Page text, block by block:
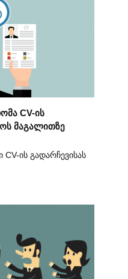
CV-ის
მაგალითზე
ის გადარჩევისას